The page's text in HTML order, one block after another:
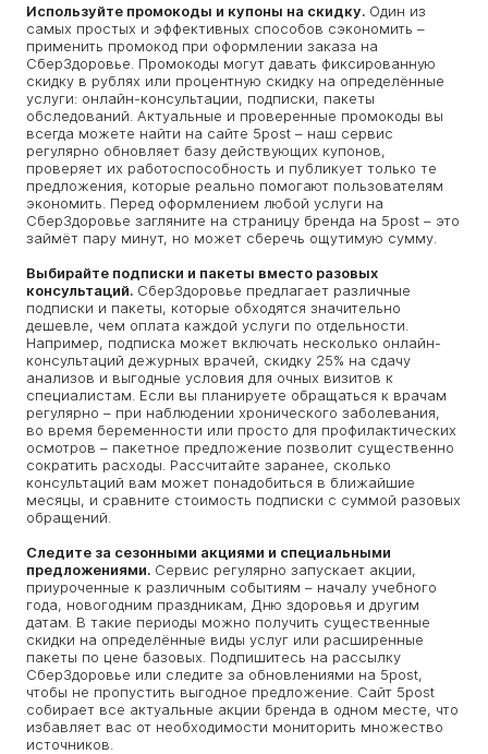
Используйте промокоды и купоны на скидку. Один из
самых простых и эффективных способов сэкономить –
применить промокод при оформлении заказа на
СберЗдоровье. Промокоды могут давать фиксированную
скидку в рублях или процентную скидку на определённые
услуги: онлайн-консультации, подписки, пакеты
обследований. Актуальные и проверенные промокоды вы
всегда можете найти на сайте 5post – наш сервис
регулярно обновляет базу действующих купонов,
проверяет их работоспособность и публикует только те
предложения, которые реально помогают пользователям
экономить. Перед оформлением любой услуги на
СберЗдоровье загляните на страницу бренда на 5post – это
займёт пару минут, но может сберечь ощутимую сумму.
Выбирайте подписки и пакеты вместо разовых
консультаций. СберЗдоровье предлагает различные
подписки и пакеты, которые обходятся значительно
дешевле, чем оплата каждой услуги по отдельности.
Например, подписка может включать несколько онлайн-
консультаций дежурных врачей, скидку 25% на сдачу
анализов и выгодные условия для очных визитов к
специалистам. Если вы планируете обращаться к врачам
регулярно – при наблюдении хронического заболевания,
во время беременности или просто для профилактических
осмотров – пакетное предложение позволит существенно
сократить расходы. Рассчитайте заранее, сколько
консультаций вам может понадобиться в ближайшие
месяцы, и сравните стоимость подписки с суммой разовых
обращений.
Следите за сезонными акциями и специальными
предложениями. Сервис регулярно запускает акции,
приуроченные к различным событиям – началу учебного
года, новогодним праздникам, Дню здоровья и другим
датам. В такие периоды можно получить существенные
скидки на определённые виды услуг или расширенные
пакеты по цене базовых. Подпишитесь на рассылку
СберЗдоровье или следите за обновлениями на 5post,
чтобы не пропустить выгодное предложение. Сайт 5post
собирает все актуальные акции бренда в одном месте, что
избавляет вас от необходимости мониторить множество
источников.